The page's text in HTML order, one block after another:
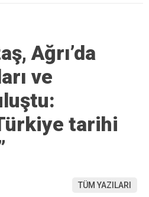
Ağrı’da
ve
tarihi
TÜM YAZILARI